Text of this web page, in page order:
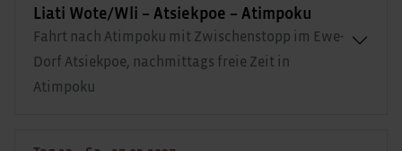
Liati Wote/Wli – Atsiekpoe – Atimpoku
Fahrt nach Atimpoku mit Zwischenstopp im Ewe-
Dorf Atsiekpoe, nachmittags freie Zeit in
Atimpoku